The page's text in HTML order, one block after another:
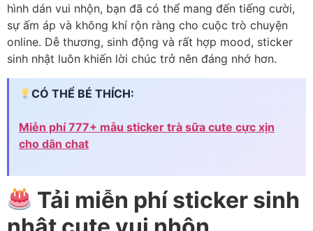
hình dán vui nhộn, bạn đã có thể mang đến tiếng cười,
sự ấm áp và không khí rộn ràng cho cuộc trò chuyện
online. Dễ thương, sinh động và rất hợp mood, sticker
sinh nhật luôn khiến lời chúc trở nên đáng nhớ hơn.
CÓ THỂ BÉ THÍCH:
Miễn phí 777+ mẫu sticker trà sữa cute cực xịn
cho dân chat
Tải miễn phí sticker sinh